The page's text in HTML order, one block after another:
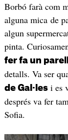
Borbó farà com
alguna mica de
algun
pinta.
fer fa un
detalls. Va ser
de Gal·lesi es
després va fer
Sofia.